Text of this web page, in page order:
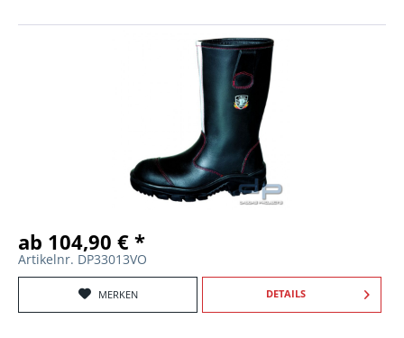
ab 104,90 € *
Artikelnr. DP33013VO
MERKEN DETAILS